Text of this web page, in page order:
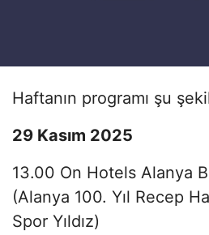
Haftanın programı şu
29 Kasım 2025
13.00 On Hotels Alanya
(Alanya 100. Yıl Recep
Spor Yıldız)